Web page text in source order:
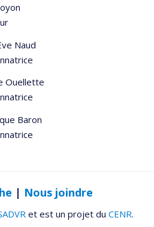
Naud
Ouellette
Baron
| Nous joindre
et est un projet du CENR.